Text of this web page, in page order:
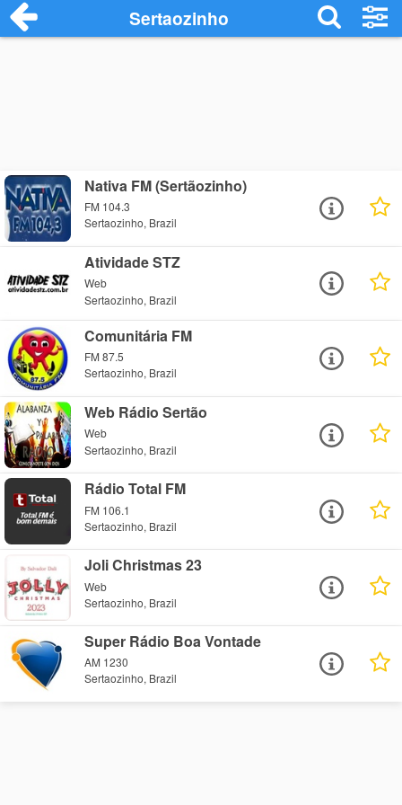
Sertaozinho
Nativa FM (Sertãozinho)
FM 104.3
Sertaozinho, Brazil
Atividade STZ
Web
Sertaozinho, Brazil
Comunitária FM
FM 87.5
Sertaozinho, Brazil
Web Rádio Sertão
Web
Sertaozinho, Brazil
Rádio Total FM
FM 106.1
Sertaozinho, Brazil
Joli Christmas 23
Web
Sertaozinho, Brazil
Super Rádio Boa Vontade
AM 1230
Sertaozinho, Brazil